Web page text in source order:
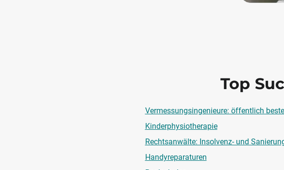
Top
Vermessungsingenieure: öffentlich
Kinderphysiotherapie
Rechtsanwälte: Insolvenz- und
Handyreparaturen